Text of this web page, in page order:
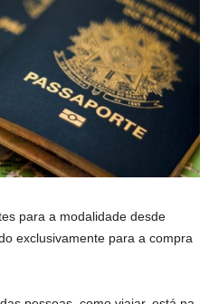
para a modalidade desde
exclusivamente para a compra